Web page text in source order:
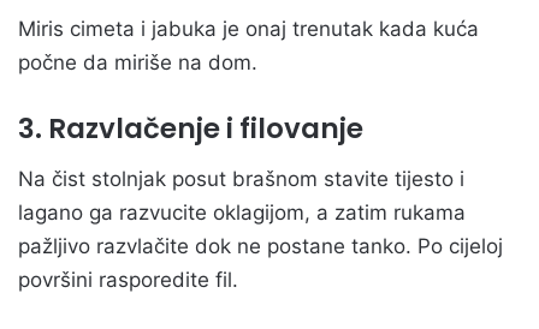
Miris cimeta i jabuka je onaj trenutak kada kuća
počne da miriše na dom.
3. Razvlačenje i filovanje
Na čist stolnjak posut brašnom stavite tijesto i
lagano ga razvucite oklagijom, a zatim rukama
pažljivo razvlačite dok ne postane tanko. Po cijeloj
površini rasporedite fil.